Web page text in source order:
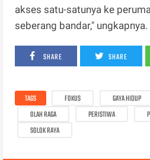
akses satu-satunya ke
seberang bandar," ungkapnya.
SHARE SHARE
TAGS FOKUS GAYA HIDUP
OLAH RAGA
PERISTIWA
SOLOK RAYA